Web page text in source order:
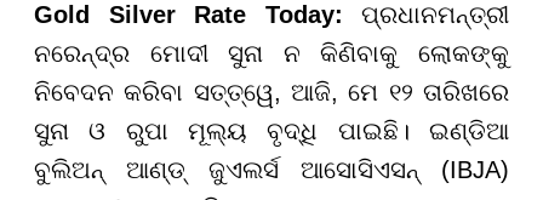
Gold Silver Rate Today: ପ୍ରଧାନମନ୍ତ୍ରୀ
ନରେନ୍ଦ୍ର ମୋଦୀ ସୁନା ନ କିଣିବାକୁ ଲୋକଙ୍କୁ
ନିବେଦନ କରିବା ସତ୍ତ୍ୱେ, ଆଜି, ମେ ୧୨ ତାରିଖରେ
ସୁନା ଓ ରୁପା ମୂଲ୍ୟ ବୃଦ୍ଧି ପାଇଛି। ଇଣ୍ଡିଆ
ବୁଲିଅନ୍ ଆଣ୍ଡ୍ ଜୁଏଲର୍ସ ଆସୋସିଏସନ୍ (IBJA)